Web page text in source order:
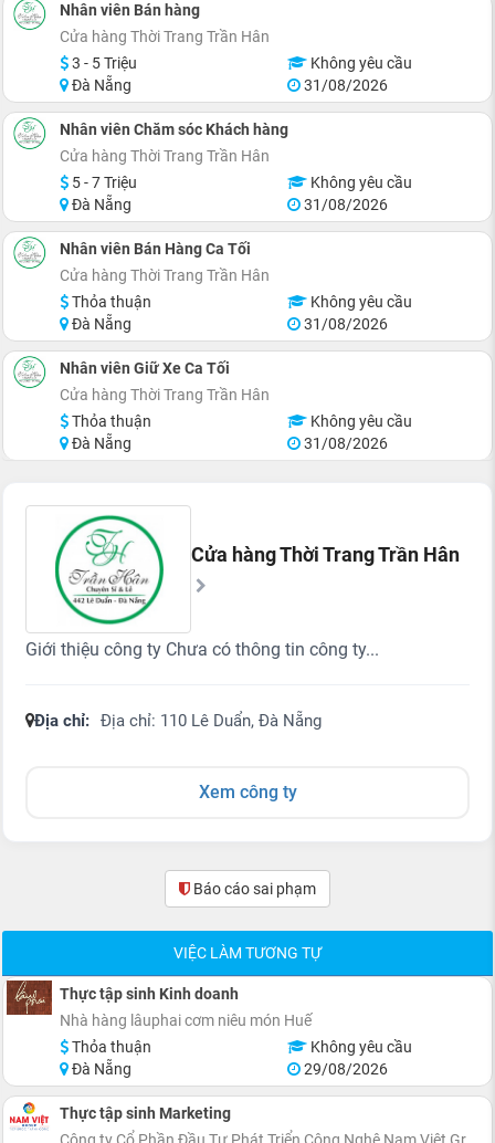
Nhân viên Bán hàng
Cửa hàng Thời Trang Trần Hân
3 - 5 Triệu
Không yêu cầu
Đà Nẵng
31/08/2026
Nhân viên Chăm sóc Khách hàng
Cửa hàng Thời Trang Trần Hân
5 - 7 Triệu
Không yêu cầu
Đà Nẵng
31/08/2026
Nhân viên Bán Hàng Ca Tối
Cửa hàng Thời Trang Trần Hân
Thỏa thuận
Không yêu cầu
Đà Nẵng
31/08/2026
Nhân viên Giữ Xe Ca Tối
Cửa hàng Thời Trang Trần Hân
Thỏa thuận
Không yêu cầu
Đà Nẵng
31/08/2026
Cửa hàng Thời Trang Trần Hân
Giới thiệu công ty Chưa có thông tin công ty...
Địa chỉ: Địa chỉ: 110 Lê Duẩn, Đà Nẵng
Xem công ty
Báo cáo sai phạm(0)
VIỆC LÀM TƯƠNG TỰ
Thực tập sinh Kinh doanh
Nhà hàng lâuphai cơm niêu món Huế
Thỏa thuận
Không yêu cầu
Đà Nẵng
29/08/2026
Thực tập sinh Marketing